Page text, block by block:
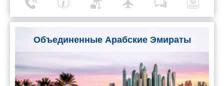
Объединенные Арабские Эмираты